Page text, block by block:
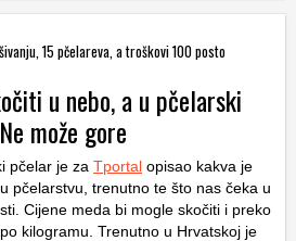
15 pčelareva, a troškovi 100 posto
u nebo, a u pčelarski
može gore
pčelar je za Tportal opisao kakva je
pčelarstvu, trenutno te što nas čeka u
Cijene meda bi mogle skočiti i preko
kilogramu. Trenutno u Hrvatskoj je